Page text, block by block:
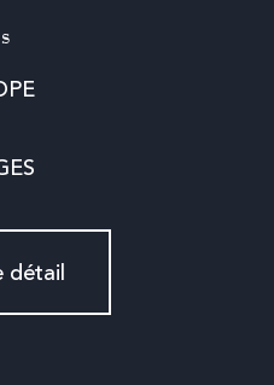
détail